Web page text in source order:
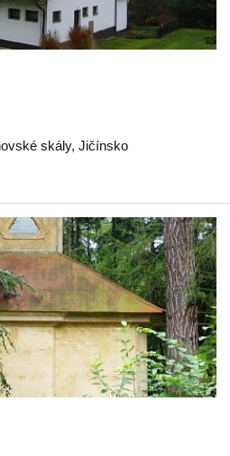
skály, Jičínsko